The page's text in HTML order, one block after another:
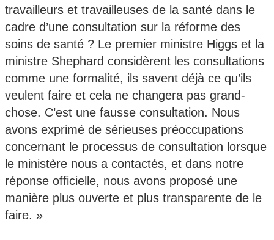
travailleurs et travailleuses de la santé dans le
cadre d’une consultation sur la réforme des
soins de santé ? Le premier ministre Higgs et la
ministre Shephard considèrent les consultations
comme une formalité, ils savent déjà ce qu’ils
veulent faire et cela ne changera pas grand-
chose. C’est une fausse consultation. Nous
avons exprimé de sérieuses préoccupations
concernant le processus de consultation lorsque
le ministère nous a contactés, et dans notre
réponse officielle, nous avons proposé une
manière plus ouverte et plus transparente de le
faire. »